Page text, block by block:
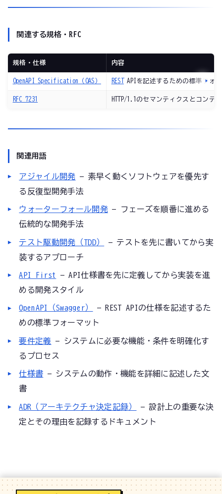
関連する規格・RFC
規格・仕様 内容
OpenAPI Specification（OAS） REST APIを記述するための標準フォ
RFC 7231 HTTP/1.1のセマンティクスとコンテ
関連用語
アジャイル開発 — 素早く動くソフトウェアを優先す
る反復型開発手法
ウォーターフォール開発— フェーズを順番に進める
伝統的な開発手法
テスト駆動開発（TDD）
— テストを先に書いてから実
装するアプローチ
API First
— API仕様書を先に定義してから実装を進
める開発スタイル
OpenAPI（Swagger）
— REST APIの仕様を記述するた
めの標準フォーマット
要件定義 — システムに必要な機能・条件を明確化す
るプロセス
仕様書 — システムの動作・機能を詳細に記述した文
書
ADR（アーキテクチャ決定記録）
— 設計上の重要な決
定とその理由を記録するドキュメント